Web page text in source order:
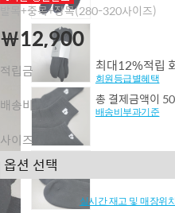
발목+중목+장목(280-320사이즈)
￦12,900
적립금 최대12%적립
회원등급별혜택
배송비 총 결제금액이
배송비부과기준
사이즈
실시간 재고 및 매장위치